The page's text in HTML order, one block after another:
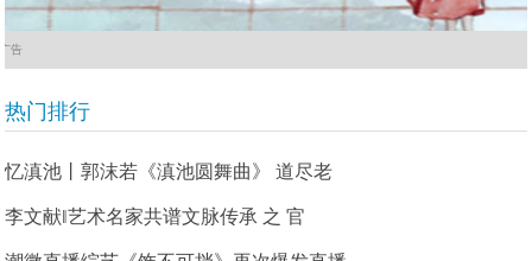
广告
热门排行
忆滇池丨郭沫若《滇池圆舞曲》 道尽老
李文献‖艺术名家共谱文脉传承 之 官